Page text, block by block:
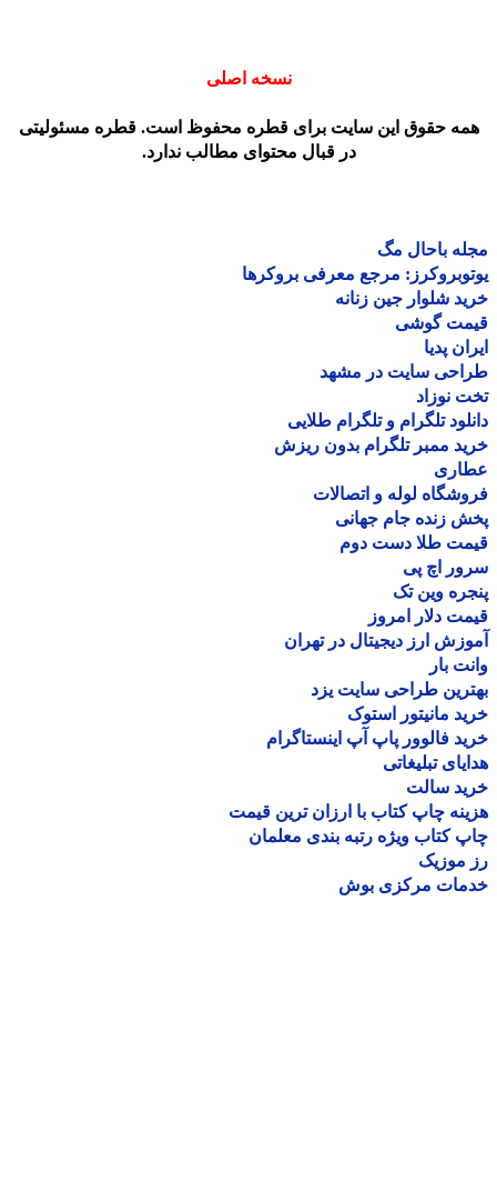
نسخه اصلی
حقوق این سایت برای قطره محفوظ است. قطره مسئولیتی
در قبال محتوای مطالب ندارد.
باحال مگ
مرجع معرفی بروکرها
شلوار جین زنانه
گوشی
پدیا
سایت در مشهد
نوزاد
تلگرام و تلگرام طلایی
ممبر تلگرام بدون ریزش
لوله و اتصالات
زنده جام جهانی
طلا دست دوم
اچ پی
وین تک
دلار امروز
ارز دیجیتال در تهران
بار
طراحی سایت یزد
مانیتور استوک
فالوور پاپ آپ اینستاگرام
تبلیغاتی
سالت
چاپ کتاب با ارزان ترین قیمت
کتاب ویژه رتبه بندی معلمان
موزیک
مرکزی بوش